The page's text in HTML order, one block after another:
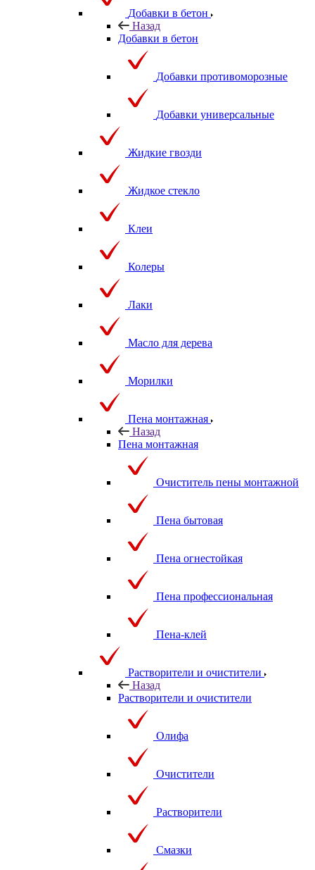
Добавки в бетон
Назад
Добавки в бетон
Добавки противоморозные
Добавки универсальные
Жидкие гвозди
Жидкое стекло
Клеи
Колеры
Лаки
Масло для дерева
Морилки
Пена монтажная
Назад
Пена монтажная
Очиститель пены монтажной
Пена бытовая
Пена огнестойкая
Пена профессиональная
Пена-клей
Растворители и очистители
Назад
Растворители и очистители
Олифа
Очистители
Растворители
Смазки